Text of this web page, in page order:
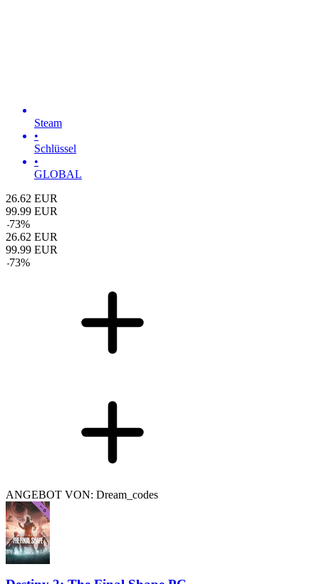
Steam
•
Schlüssel
•
GLOBAL
26.62 EUR
99.99 EUR
-73%
26.62 EUR
99.99 EUR
-73%
ANGEBOT VON: Dream_codes